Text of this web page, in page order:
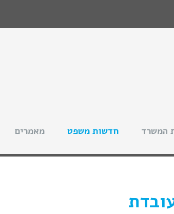
המשרד חדשות משפט מאמרים